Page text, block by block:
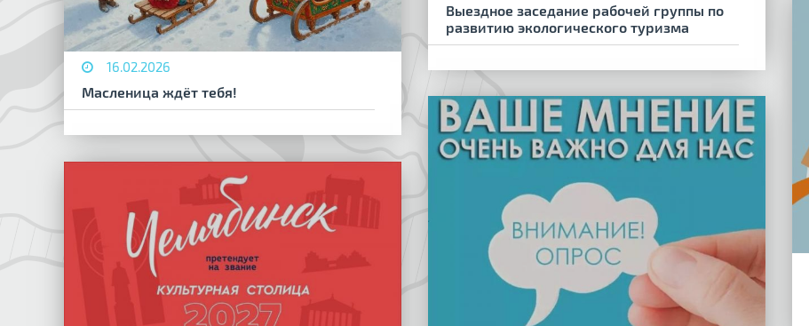
16.02.2026
Масленица ждёт тебя!
Выездное заседание рабочей группы по
развитию экологического туризма